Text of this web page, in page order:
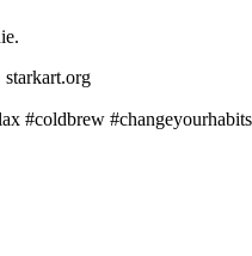
#coldbrew